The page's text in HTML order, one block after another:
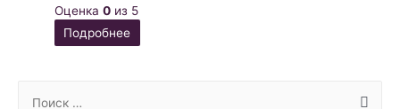
Оценка0 из 5
Подробнее